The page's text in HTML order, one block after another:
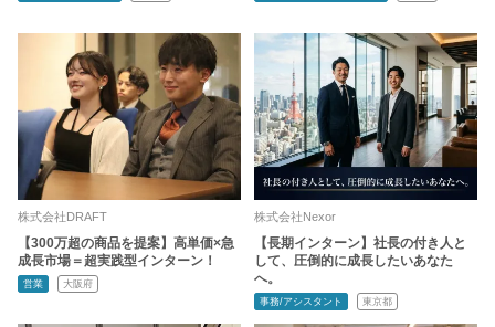
株式会社DRAFT
【300万超の商品を提案】高単価×急
成長市場＝超実践型インターン！
営業 大阪府
株式会社Nexor
【長期インターン】社長の付き人と
して、圧倒的に成長したいあなた
へ。
事務/アシスタント 東京都